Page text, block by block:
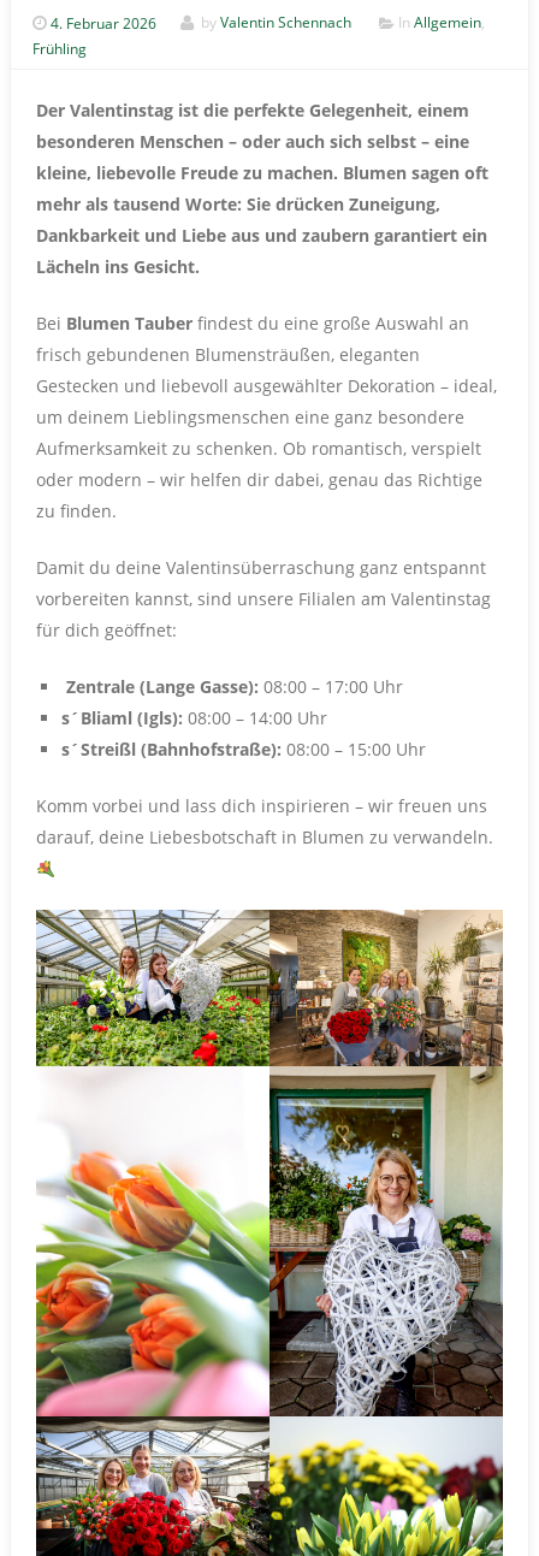
4. Februar 2026 byValentin Schennach In Allgemein,
Frühling
Der Valentinstag ist die perfekte Gelegenheit, einem
besonderen Menschen – oder auch sich selbst – eine
kleine, liebevolle Freude zu machen. Blumen sagen oft
mehr als tausend Worte: Sie drücken Zuneigung,
Dankbarkeit und Liebe aus und zaubern garantiert ein
Lächeln ins Gesicht.
Bei Blumen Tauber findest du eine große Auswahl an
frisch gebundenen Blumensträußen, eleganten
Gestecken und liebevoll ausgewählter Dekoration – ideal,
um deinem Lieblingsmenschen eine ganz besondere
Aufmerksamkeit zu schenken. Ob romantisch, verspielt
oder modern – wir helfen dir dabei, genau das Richtige
zu finden.
Damit du deine Valentinsüberraschung ganz entspannt
vorbereiten kannst, sind unsere Filialen am Valentinstag
für dich geöffnet:
Zentrale (Lange Gasse): 08:00 – 17:00 Uhr
s´Bliaml (Igls): 08:00 – 14:00 Uhr
s´Streißl (Bahnhofstraße): 08:00 – 15:00 Uhr
Komm vorbei und lass dich inspirieren – wir freuen uns
darauf, deine Liebesbotschaft in Blumen zu verwandeln.